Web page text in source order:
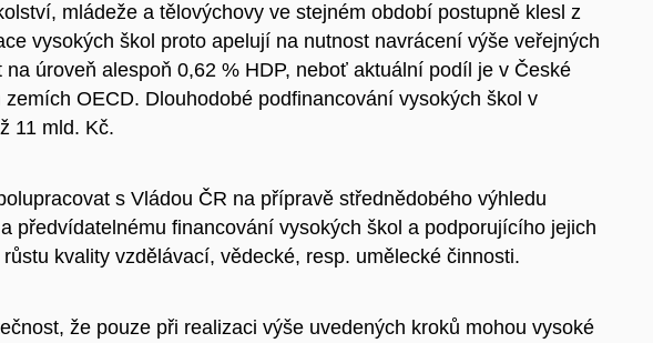
mládeže a tělovýchovy ve stejném období postupně klesl z
vysokých škol proto apelují na nutnost navrácení výše veřejných
úroveň alespoň 0,62 % HDP, neboť aktuální podíl je v České
OECD. Dlouhodobé podfinancování vysokých škol v
11 mld. Kč.
s Vládou ČR na přípravě střednědobého výhledu
předvídatelnému financování vysokých škol a podporujícího jejich
kvality vzdělávací, vědecké, resp. umělecké činnosti.
že pouze při realizaci výše uvedených kroků mohou vysoké